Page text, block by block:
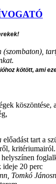
(szombaton),
kötött, ami
köszöntése,
előadást tart a
ideje 20 perc
Tomkó